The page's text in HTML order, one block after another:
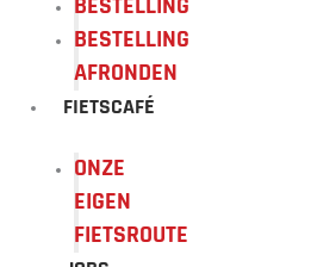
BESTELLING
AFRONDEN
FIETSCAFÉ
ONZE
EIGEN
FIETSROUTE